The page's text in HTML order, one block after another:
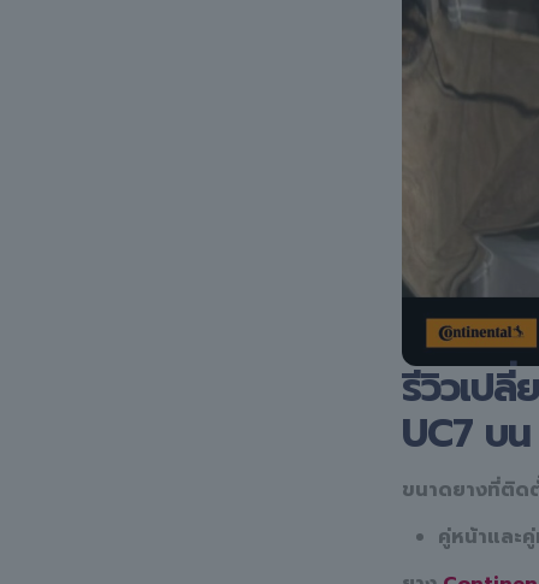
รีวิวเป
UC7 บ
ขนาดยางที่ติด
คู่หน้าและ